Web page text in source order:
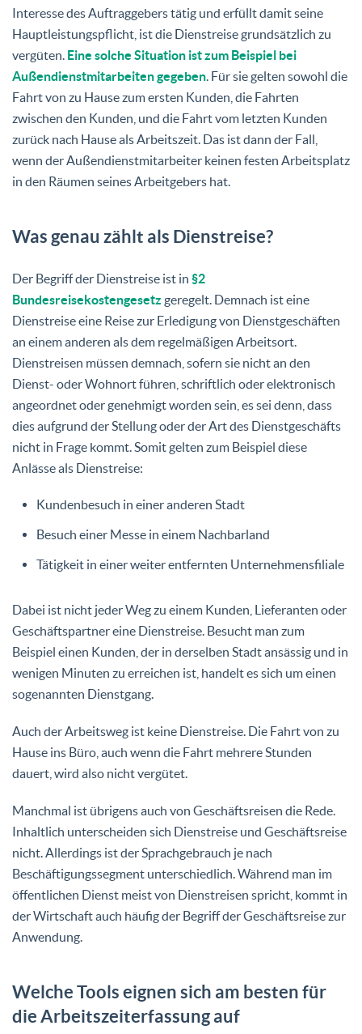
Interesse des Auftraggebers tätig und erfüllt damit seine
Hauptleistungspflicht, ist die Dienstreise grundsätzlich zu
vergüten. Eine solche Situation ist zum Beispiel bei
Außendienstmitarbeiten gegeben. Für sie gelten sowohl die
Fahrt von zu Hause zum ersten Kunden, die Fahrten
zwischen den Kunden, und die Fahrt vom letzten Kunden
zurück nach Hause als Arbeitszeit. Das ist dann der Fall,
wenn der Außendienstmitarbeiter keinen festen Arbeitsplatz
in den Räumen seines Arbeitgebers hat.
Was genau zählt als Dienstreise?
Der Begriff der Dienstreise ist in §2
Bundesreisekostengesetz geregelt. Demnach ist eine
Dienstreise eine Reise zur Erledigung von Dienstgeschäften
an einem anderen als dem regelmäßigen Arbeitsort.
Dienstreisen müssen demnach, sofern sie nicht an den
Dienst- oder Wohnort führen, schriftlich oder elektronisch
angeordnet oder genehmigt worden sein, es sei denn, dass
dies aufgrund der Stellung oder der Art des Dienstgeschäfts
nicht in Frage kommt. Somit gelten zum Beispiel diese
Anlässe als Dienstreise:
Kundenbesuch in einer anderen Stadt
Besuch einer Messe in einem Nachbarland
Tätigkeit in einer weiter entfernten Unternehmensfiliale
Dabei ist nicht jeder Weg zu einem Kunden, Lieferanten oder
Geschäftspartner eine Dienstreise. Besucht man zum
Beispiel einen Kunden, der in derselben Stadt ansässig und in
wenigen Minuten zu erreichen ist, handelt es sich um einen
sogenannten Dienstgang.
Auch der Arbeitsweg ist keine Dienstreise. Die Fahrt von zu
Hause ins Büro, auch wenn die Fahrt mehrere Stunden
dauert, wird also nicht vergütet.
Manchmal ist übrigens auch von Geschäftsreisen die Rede.
Inhaltlich unterscheiden sich Dienstreise und Geschäftsreise
nicht. Allerdings ist der Sprachgebrauch je nach
Beschäftigungssegment unterschiedlich. Während man im
öffentlichen Dienst meist von Dienstreisen spricht, kommt in
der Wirtschaft auch häufig der Begriff der Geschäftsreise zur
Anwendung.
Welche Tools eignen sich am besten für
die Arbeitszeiterfassung auf